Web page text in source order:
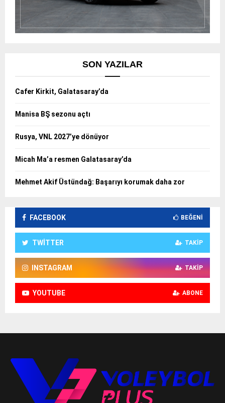
SON YAZILAR
Cafer Kirkit, Galatasaray’da
Manisa BŞ sezonu açtı
Rusya, VNL 2027’ye dönüyor
Micah Ma’a resmen Galatasaray’da
Mehmet Akif Üstündağ: Başarıyı korumak daha zor
FACEBOOK BEĞENI
TWITTER TAKIP
INSTAGRAM TAKIP
YOUTUBE ABONE